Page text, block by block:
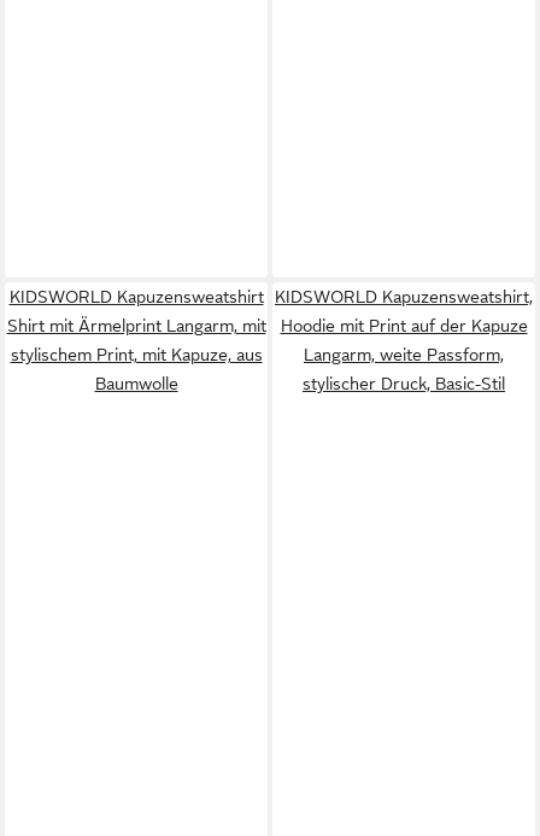
KIDSWORLD Kapuzensweatshirt
Shirt mit Ärmelprint Langarm, mit
stylischem Print, mit Kapuze, aus
Baumwolle
KIDSWORLD Kapuzensweatshirt,
Hoodie mit Print auf der Kapuze
Langarm, weite Passform,
stylischer Druck, Basic-Stil